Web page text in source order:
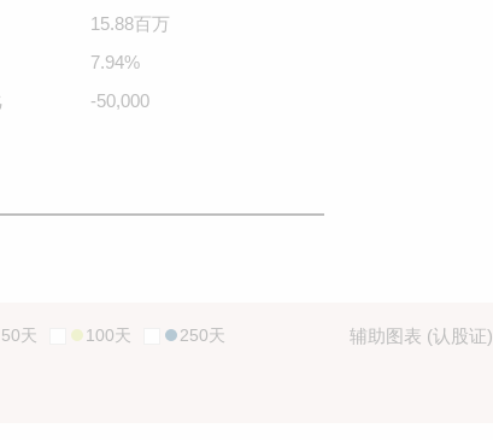
15.88百万
7.94%
-50,000
50天 100天 250天 辅助图表 (认股证)